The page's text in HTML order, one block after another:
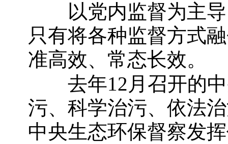
以党内监督为主导
只有将各种监督方式
准高效、常态长效。
去年12 月召开的
污、科学治污、依法
中央生态环保督察发